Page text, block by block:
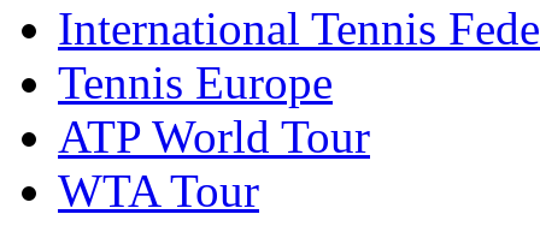
International Tennis
Tennis Europe
ATP World Tour
WTA Tour